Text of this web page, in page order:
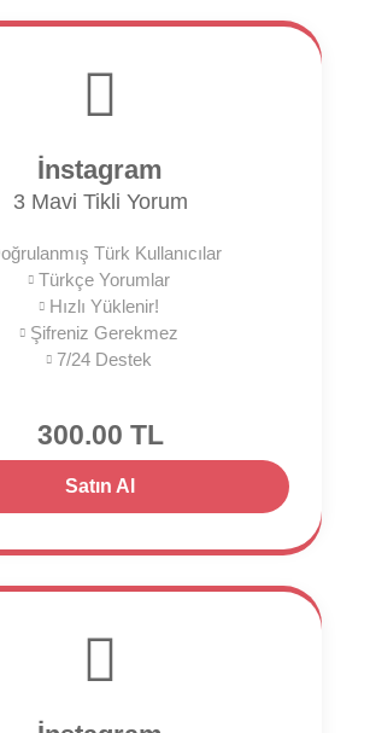
İnstagram
3 Mavi Tikli Yorum
Türk Kullanıcılar
Türkçe Yorumlar
Hızlı Yüklenir!
Şifreniz Gerekmez
7/24 Destek
300.00 TL
Satın Al